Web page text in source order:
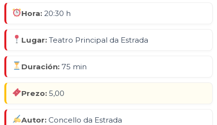
Hora: 20:30 h
Lugar: Teatro Principal da Estrada
Duración: 75 min
Prezo: 5,00
Autor: Concello da Estrada